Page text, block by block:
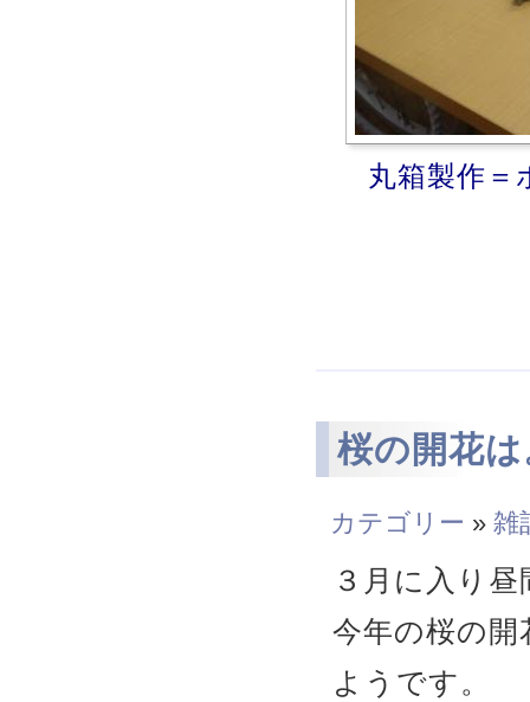
丸箱製作＝
桜の開花
カテゴリー » 雑
３月に入り
今年の桜の開
ようです。